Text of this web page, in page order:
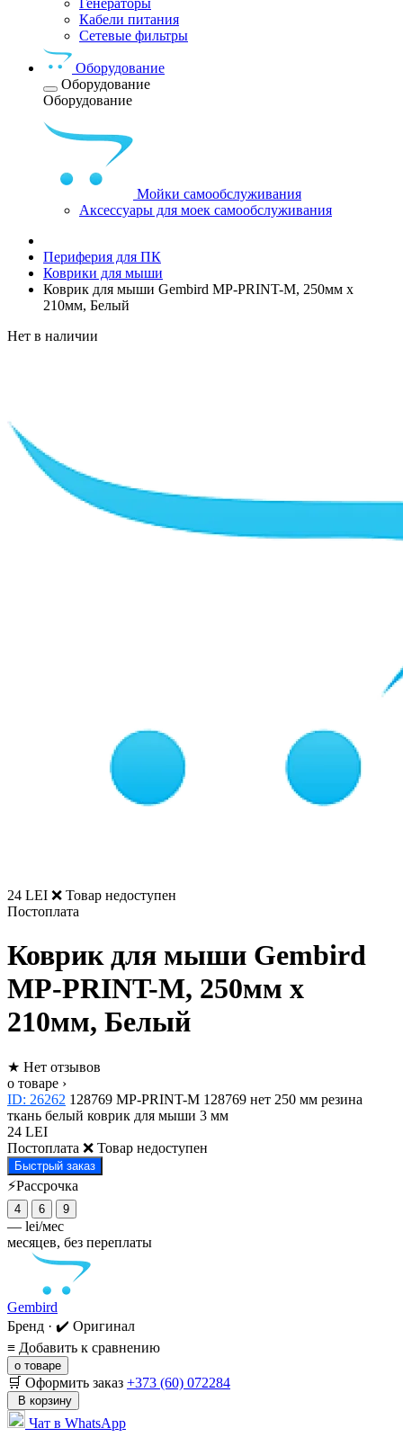
Кабели питания
Сетевые фильтры
Оборудование
Оборудование
Оборудование
Мойки самообслуживания
Аксессуары для моек самообслуживания
Периферия для ПК
Коврики для мыши
Коврик для мыши Gembird MP-PRINT-M, 250мм x
210мм, Белый
Нет в наличии
24 LEI ❌ Товар недоступен
Постоплата
Коврик для мыши Gembird
MP-PRINT-M, 250мм x
210мм, Белый
★ Нет отзывов
о товаре ›
ID: 26262 128769 MP-PRINT-M 128769 нет 250 мм резина
ткань белый коврик для мыши 3 мм
24 LEI
Постоплата ❌ Товар недоступен
Быстрый заказ
⚡Рассрочка
4 6 9
— lei/мес
месяцев, без переплаты
Gembird
Бренд · ✔️ Оригинал
≡ Добавить к сравнению
о товаре
🛒 Оформить заказ +373 (60) 072284
В корзину
Чат в WhatsApp